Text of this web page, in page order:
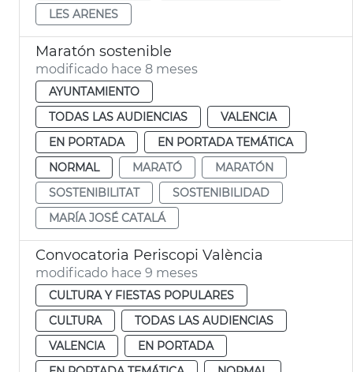
LES ARENES
Maratón sostenible
modificado hace 8 meses
AYUNTAMIENTO
TODAS LAS AUDIENCIAS
VALENCIA
EN PORTADA
EN PORTADA TEMÁTICA
NORMAL
MARATÓ
MARATÓN
SOSTENIBILITAT
SOSTENIBILIDAD
MARÍA JOSÉ CATALÁ
Convocatoria Periscopi València
modificado hace 9 meses
CULTURA Y FIESTAS POPULARES
CULTURA
TODAS LAS AUDIENCIAS
VALENCIA
EN PORTADA